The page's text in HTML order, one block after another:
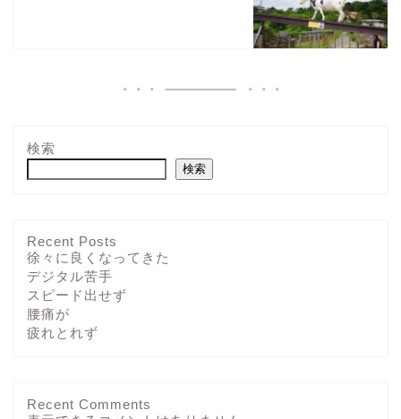
検索
検索
Recent Posts
徐々に良くなってきた
デジタル苦手
スピード出せず
腰痛が
疲れとれず
Recent Comments